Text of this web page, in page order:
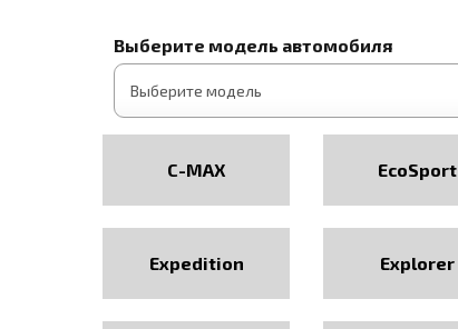
Выберите модель автомобиля
C-MAX EcoSport
Expedition Explorer